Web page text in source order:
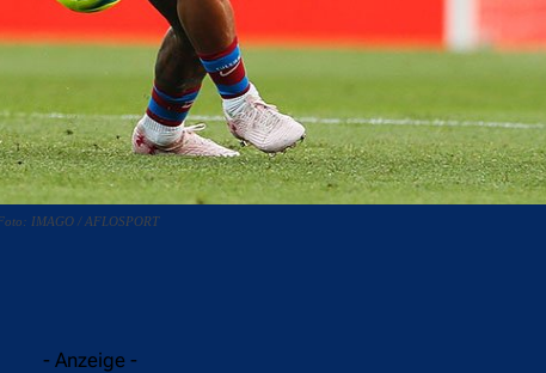
IMAGO / AFLOSPORT
- Anzeige -